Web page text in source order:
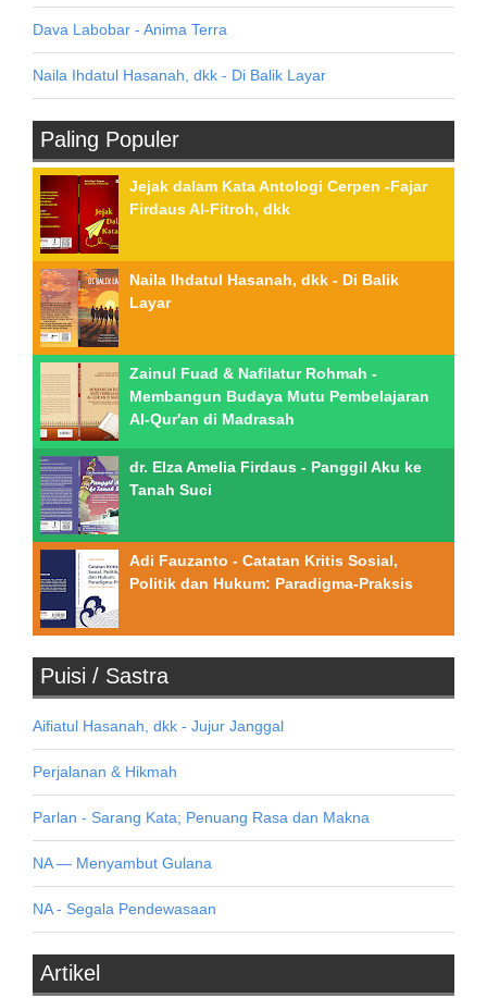
Dava Labobar - Anima Terra
Naila Ihdatul Hasanah, dkk - Di Balik Layar
Paling Populer
Jejak dalam Kata Antologi Cerpen -Fajar
Firdaus Al-Fitroh, dkk
Naila Ihdatul Hasanah, dkk - Di Balik
Layar
Zainul Fuad & Nafilatur Rohmah -
Membangun Budaya Mutu Pembelajaran
Al-Qur'an di Madrasah
dr. Elza Amelia Firdaus - Panggil Aku ke
Tanah Suci
Adi Fauzanto - Catatan Kritis Sosial,
Politik dan Hukum: Paradigma-Praksis
Puisi / Sastra
Aifiatul Hasanah, dkk - Jujur Janggal
Perjalanan & Hikmah
Parlan - Sarang Kata; Penuang Rasa dan Makna
NA — Menyambut Gulana
NA - Segala Pendewasaan
Artikel